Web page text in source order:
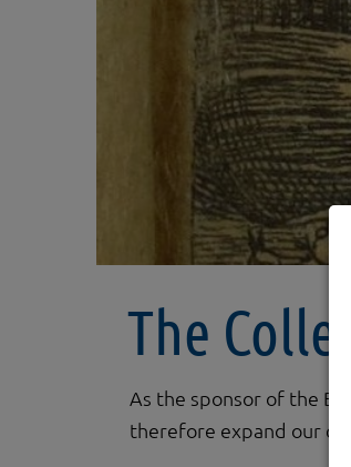
The
As the sponsor of the
therefore expand our